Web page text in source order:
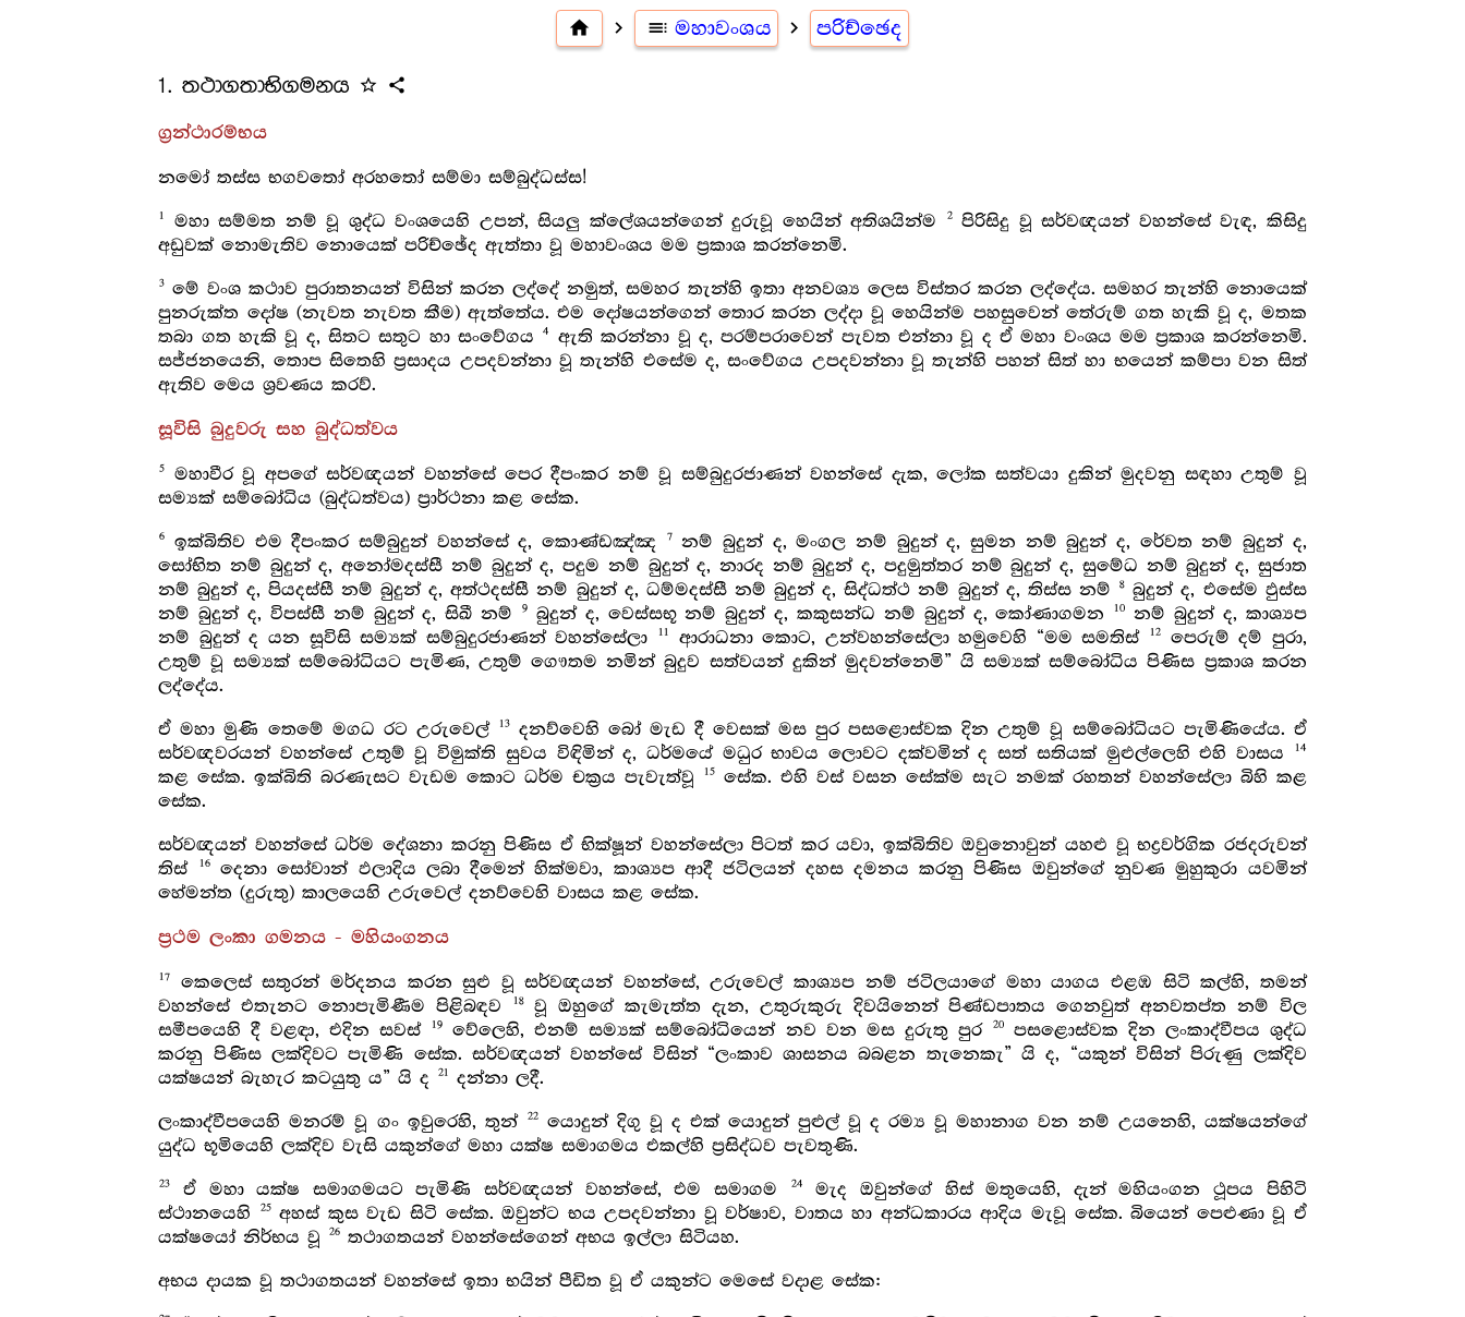
home navigate_next toc මහාවංශය navigate_next පරිච්ඡෙද
1. තථාගතාභිගමනය star_outline share
ග්‍රන්ථාරම්භය
නමෝ තස්ස භගවතෝ අරහතෝ සම්මා සම්බුද්ධස්ස!
1 මහා සම්මත නම් වූ ශුද්ධ වංශයෙහි උපන්, සියලු ක්ලේශයන්ගෙන් දුරුවූ හෙයින් අතිශයින්ම 2පිරිසිදු වූ සර්වඥයන් වහන්සේ වැඳ, කිසිදු
අඩුවක් නොමැතිව නොයෙක් පරිච්ඡේද ඇත්තා වූ මහාවංශය මම ප්‍රකාශ කරන්නෙමි.
3 මේ වංශ කථාව පුරාතනයන් විසින් කරන ලද්දේ නමුත්, සමහර තැන්හි ඉතා අනවශ්‍ය ලෙස විස්තර කරන ලද්දේය. සමහර තැන්හි නොයෙක්
පුනරුක්ත දෝෂ (නැවත නැවත කීම) ඇත්තේය. එම දෝෂයන්ගෙන් තොර කරන ලද්දා වූ හෙයින්ම පහසුවෙන් තේරුම් ගත හැකි වූ ද, මතක
තබා ගත හැකි වූ ද, සිතට සතුට හා සංවේගය
4
ඇති කරන්නා වූ ද, පරම්පරාවෙන් පැවත එන්නා වූ ද ඒ මහා වංශය මම ප්‍රකාශ කරන්නෙමි.
සජ්ජනයෙනි, තොප සිතෙහි ප්‍රසාදය උපදවන්නා වූ තැන්හි එසේම ද, සංවේගය උපදවන්නා වූ තැන්හි පහන් සිත් හා භයෙන් කම්පා වන සිත්
ඇතිව මෙය ශ්‍රවණය කරව්.
සූවිසි බුදුවරු සහ බුද්ධත්වය
5
මහාවීර වූ අපගේ සර්වඥයන් වහන්සේ පෙර දීපංකර නම් වූ සම්බුදුරජාණන් වහන්සේ දැක, ලෝක සත්වයා දුකින් මුදවනු සඳහා උතුම් වූ
සම්‍යක් සම්බෝධිය (බුද්ධත්වය) ප්‍රාර්ථනා කළ සේක.
6 ඉක්බිතිව එම දීපංකර සම්බුදුන් වහන්සේ ද, කොණ්ඩඤ්ඤ 7නම් බුදුන් ද, මංගල නම් බුදුන් ද, සුමන නම් බුදුන් ද, රේවත නම් බුදුන් ද,
සෝභිත නම් බුදුන් ද, අනෝමදස්සී නම් බුදුන් ද, පදුම නම් බුදුන් ද, නාරද නම් බුදුන් ද, පදුමුත්තර නම් බුදුන් ද, සුමේධ නම් බුදුන් ද, සුජාත
නම් බුදුන් ද, පියදස්සී නම් බුදුන් ද, අත්ථදස්සී නම් බුදුන් ද, ධම්මදස්සී නම් බුදුන් ද, සිද්ධත්ථ නම් බුදුන් ද, තිස්ස නම්
8 බුදුන් ද, එසේම ඵුස්ස
නම් බුදුන් ද, විපස්සී නම් බුදුන් ද, සිඛී නම්
9 බුදුන් ද, වෙස්සභූ නම් බුදුන් ද, කකුසන්ධ නම් බුදුන් ද, කෝණාගමන 10
නම් බුදුන් ද, කාශ්‍යප
නම් බුදුන් ද යන සූවිසි සම්‍යක් සම්බුදුරජාණන් වහන්සේලා
11 ආරාධනා කොට, උන්වහන්සේලා හමුවෙහි “මම සමතිස් 12පෙරුම් දම් පුරා,
උතුම් වූ සම්‍යක් සම්බෝධියට පැමිණ, උතුම් ගෞතම නමින් බුදුව සත්වයන් දුකින් මුදවන්නෙමි” යි සම්‍යක් සම්බෝධිය පිණිස ප්‍රකාශ කරන
ලද්දේය.
ඒ මහා මුණි තෙමේ මගධ රට උරුවෙල් 13දනව්වෙහි බෝ මැඩ දී වෙසක් මස පුර පසළොස්වක දින උතුම් වූ සම්බෝධියට පැමිණියේය. ඒ
සර්වඥවරයන් වහන්සේ උතුම් වූ විමුක්ති සුවය විඳිමින් ද, ධර්මයේ මධුර භාවය ලොවට දක්වමින් ද සත් සතියක් මුළුල්ලෙහි එහි වාසය
14
කළ සේක. ඉක්බිති බරණැසට වැඩම කොට ධර්ම චක්‍රය පැවැත්වූ 15
සේක. එහි වස් වසන සේක්ම සැට නමක් රහතන් වහන්සේලා බිහි කළ
සේක.
සර්වඥයන් වහන්සේ ධර්ම දේශනා කරනු පිණිස ඒ භික්ෂූන් වහන්සේලා පිටත් කර යවා, ඉක්බිතිව ඔවුනොවුන් යහළු වූ භද්‍රවර්ගික රජදරුවන්
තිස්
16දෙනා සෝවාන් ඵලාදිය ලබා දීමෙන් හික්මවා, කාශ්‍යප ආදී ජටිලයන් දහස දමනය කරනු පිණිස ඔවුන්ගේ නුවණ මුහුකුරා යවමින්
හේමන්ත (දුරුතු) කාලයෙහි උරුවෙල් දනව්වෙහි වාසය කළ සේක.
ප්‍රථම ලංකා ගමනය - මහියංගනය
17
කෙලෙස් සතුරන් මර්දනය කරන සුළු වූ සර්වඥයන් වහන්සේ, උරුවෙල් කාශ්‍යප නම් ජටිලයාගේ මහා යාගය එළඹ සිටි කල්හි, තමන්
වහන්සේ එතැනට නොපැමිණීම පිළිබඳව
18වූ ඔහුගේ කැමැත්ත දැන, උතුරුකුරු දිවයිනෙන් පිණ්ඩපාතය ගෙනවුත් අනවතප්ත නම් විල
සමීපයෙහි දී වළඳා, එදින සවස්
19 වේලෙහි, එනම් සම්‍යක් සම්බෝධියෙන් නව වන මස දුරුතු පුර 20පසළොස්වක දින ලංකාද්වීපය ශුද්ධ
කරනු පිණිස ලක්දිවට පැමිණි සේක. සර්වඥයන් වහන්සේ විසින් “ලංකාව ශාසනය බබළන තැනෙකැ” යි ද, “යකුන් විසින් පිරුණු ලක්දිව
යක්ෂයන් බැහැර කටයුතු ය” යි ද
21 දන්නා ලදී.
ලංකාද්වීපයෙහි මනරම් වූ ගං ඉවුරෙහි, තුන් 22යොදුන් දිගු වූ ද එක් යොදුන් පුළුල් වූ ද රම්‍ය වූ මහානාග වන නම් උයනෙහි, යක්ෂයන්ගේ
යුද්ධ භූමියෙහි ලක්දිව වැසි යකුන්ගේ මහා යක්ෂ සමාගමය එකල්හි ප්‍රසිද්ධව පැවතුණි.
23 ඒ මහා යක්ෂ සමාගමයට පැමිණි සර්වඥයන් වහන්සේ, එම සමාගම 24
මැද ඔවුන්ගේ හිස් මතුයෙහි, දැන් මහියංගන ථූපය පිහිටි
ස්ථානයෙහි
25අහස් කුස වැඩ සිටි සේක. ඔවුන්ට භය උපදවන්නා වූ වර්ෂාව, වාතය හා අන්ධකාරය ආදිය මැවූ සේක. බියෙන් පෙළුණා වූ ඒ
යක්ෂයෝ නිර්භය වූ
26 තථාගතයන් වහන්සේගෙන් අභය ඉල්ලා සිටියහ.
අභය දායක වූ තථාගතයන් වහන්සේ ඉතා භයින් පීඩිත වූ ඒ යකුන්ට මෙසේ වදාළ සේක: